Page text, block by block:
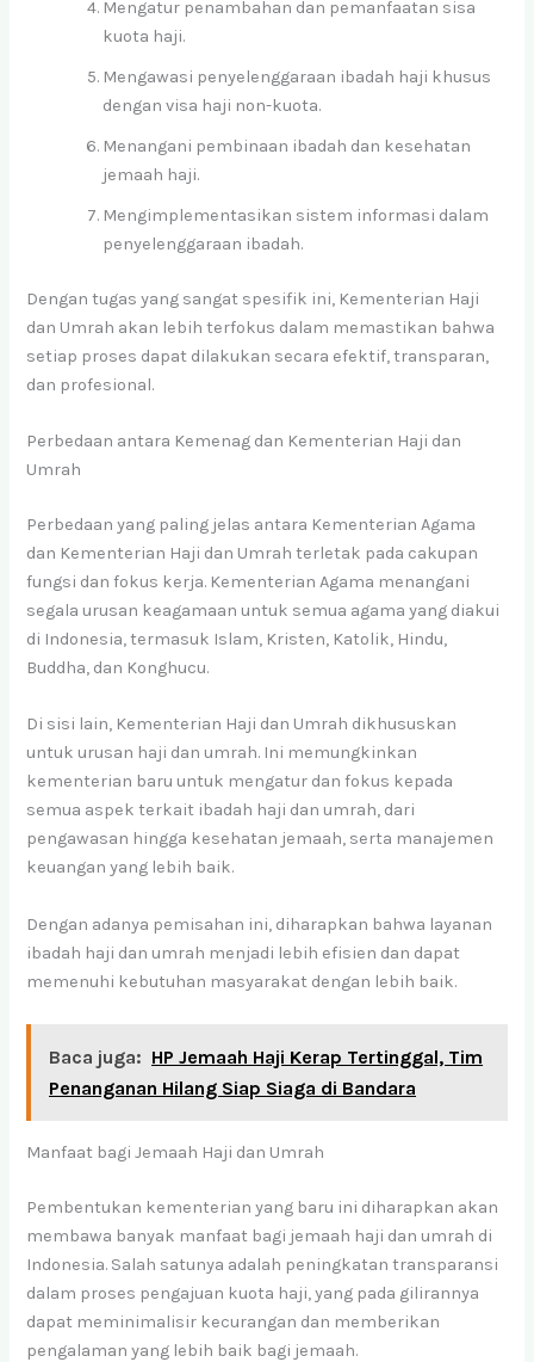
Mengatur penambahan dan pemanfaatan sisa
kuota haji.
Mengawasi penyelenggaraan ibadah haji khusus
dengan visa haji non-kuota.
Menangani pembinaan ibadah dan kesehatan
jemaah haji.
Mengimplementasikan sistem informasi dalam
penyelenggaraan ibadah.
Dengan tugas yang sangat spesifik ini, Kementerian Haji
dan Umrah akan lebih terfokus dalam memastikan bahwa
setiap proses dapat dilakukan secara efektif, transparan,
dan profesional.
Perbedaan antara Kemenag dan Kementerian Haji dan
Umrah
Perbedaan yang paling jelas antara Kementerian Agama
dan Kementerian Haji dan Umrah terletak pada cakupan
fungsi dan fokus kerja. Kementerian Agama menangani
segala urusan keagamaan untuk semua agama yang diakui
di Indonesia, termasuk Islam, Kristen, Katolik, Hindu,
Buddha, dan Konghucu.
Di sisi lain, Kementerian Haji dan Umrah dikhususkan
untuk urusan haji dan umrah. Ini memungkinkan
kementerian baru untuk mengatur dan fokus kepada
semua aspek terkait ibadah haji dan umrah, dari
pengawasan hingga kesehatan jemaah, serta manajemen
keuangan yang lebih baik.
Dengan adanya pemisahan ini, diharapkan bahwa layanan
ibadah haji dan umrah menjadi lebih efisien dan dapat
memenuhi kebutuhan masyarakat dengan lebih baik.
Baca juga: HP Jemaah Haji Kerap Tertinggal, Tim
Penanganan Hilang Siap Siaga di Bandara
Manfaat bagi Jemaah Haji dan Umrah
Pembentukan kementerian yang baru ini diharapkan akan
membawa banyak manfaat bagi jemaah haji dan umrah di
Indonesia. Salah satunya adalah peningkatan transparansi
dalam proses pengajuan kuota haji, yang pada gilirannya
dapat meminimalisir kecurangan dan memberikan
pengalaman yang lebih baik bagi jemaah.